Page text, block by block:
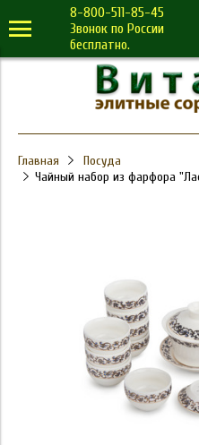
8-800-511-85-45
Звонок по России
бесплатно.
Главная
Посуда
Чайный набор из фарфора